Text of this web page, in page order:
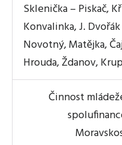
Sklenička – Piskač,
Konvalinka, J.
Novotný, Matějka,
Hrouda, Ždanov,
Činnost